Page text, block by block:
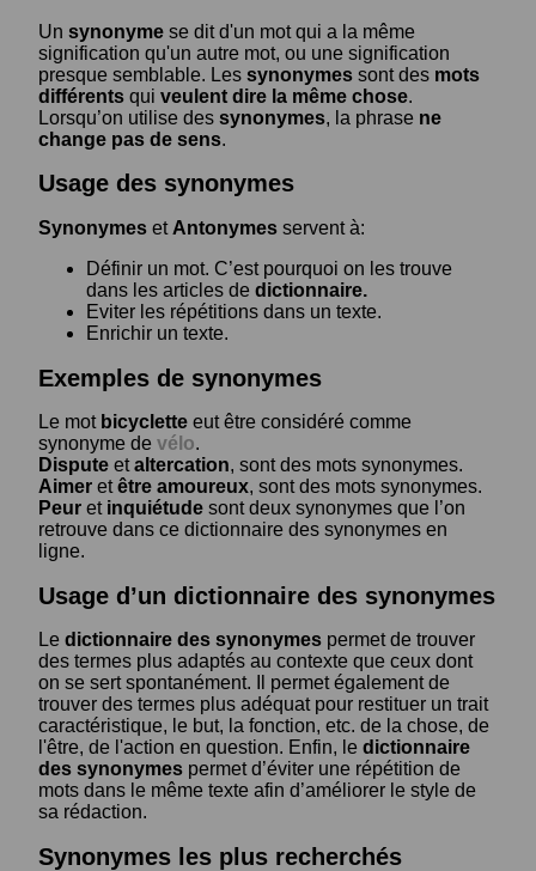
Un synonyme se dit d'un mot qui a la même
signification qu'un autre mot, ou une signification
presque semblable. Les synonymes sont des mots
différents qui veulent dire la même chose.
Lorsqu’on utilise des synonymes, la phrase ne
change pas de sens.
Usage des synonymes
Synonymes et Antonymes servent à:
Définir un mot. C’est pourquoi on les trouve
dans les articles de dictionnaire.
Eviter les répétitions dans un texte.
Enrichir un texte.
Exemples de synonymes
Le mot bicyclette eut être considéré comme
synonyme de vélo.
Dispute etaltercation, sont des mots synonymes.
Aimer etêtre amoureux, sont des mots synonymes.
Peur et inquiétude sont deux synonymes que l’on
retrouve dans ce dictionnaire des synonymes en
ligne.
Usage d’un dictionnaire des synonymes
Le dictionnaire des synonymes permet de trouver
des termes plus adaptés au contexte que ceux dont
on se sert spontanément. Il permet également de
trouver des termes plus adéquat pour restituer un trait
caractéristique, le but, la fonction, etc. de la chose, de
l'être, de l'action en question. Enfin, le dictionnaire
des synonymes permet d’éviter une répétition de
mots dans le même texte afin d’améliorer le style de
sa rédaction.
Synonymes les plus recherchés